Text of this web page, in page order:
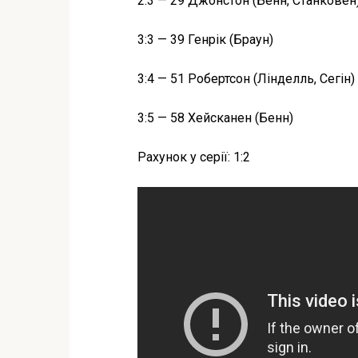
3:3 — 39 Генрік (Браун)
3:4 — 51 Робертсон (Лінделль, Сегін)
3:5 — 58 Хейсканен (Бенн)
Рахунок у серії: 1:2